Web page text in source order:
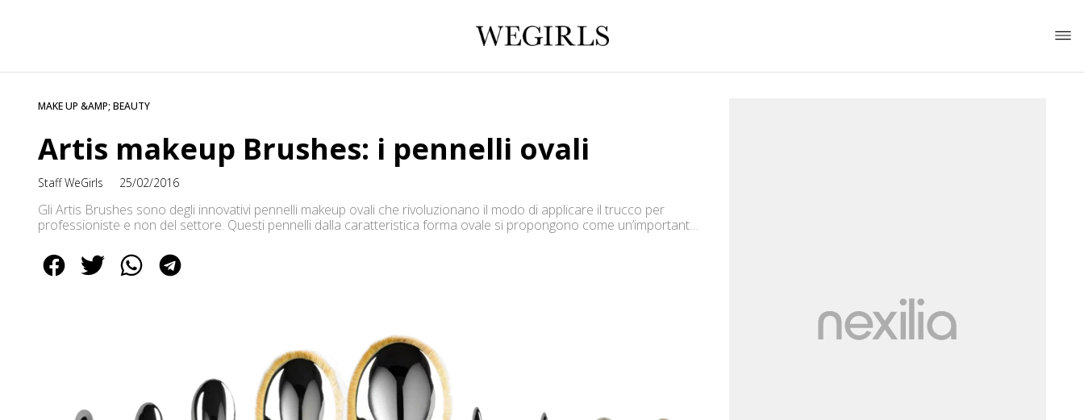
MAKE UP &AMP; BEAUTY
Artis makeup Brushes: i pennelli ovali
Staff WeGirls 25/02/2016
Gli Artis Brushes sono degli innovativi pennelli makeup ovali che rivoluzionano il modo di applicare il trucco per
professioniste e non del settore. Questi pennelli dalla caratteristica forma ovale si propongono come un’importante
Partiamo innanzitutto dalle setole; sono realizzate con il CosmeFibre, un materiale […]